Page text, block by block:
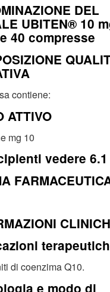
DEL
UBITEN® 10
40 compresse
contiene:
ATTIVO
mg 10
vedere 6.1
di coenzima Q10.
e modo di